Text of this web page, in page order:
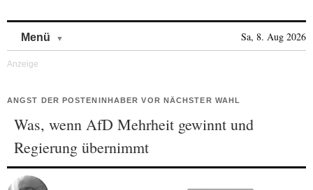
Menü Sa, 8. Aug 2026
ANGST DER POSTENINHABER VOR NÄCHSTER WAHL
Was, wenn AfD Mehrheit gewinnt und
Regierung übernimmt